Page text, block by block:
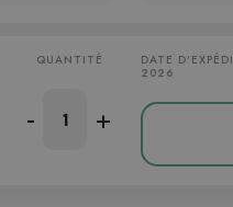
QUANTITÉ
- +
DATE
2026